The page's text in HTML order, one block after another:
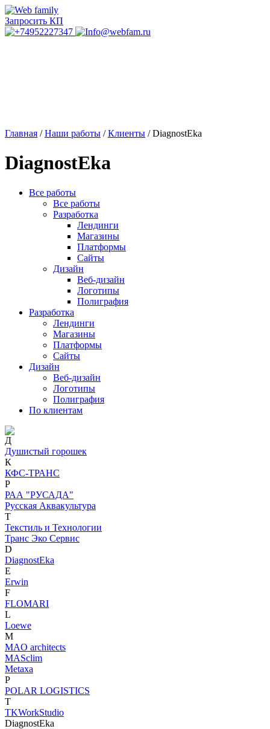
Запросить КП
Главная /Наши работы /Клиенты /DiagnostEka
DiagnostEka
Все работы
Все работы
Разработка
Лендинги
Магазины
Платформы
Сайты
Дизайн
Веб-дизайн
Логотипы
Полиграфия
Разработка
Лендинги
Магазины
Платформы
Сайты
Дизайн
Веб-дизайн
Логотипы
Полиграфия
По клиентам
Д
Душистый горошек
К
КФС-ТРАНС
Р
РАА "РУСАДА"
Русская Аквакультура
Т
Текстиль и Технологии
Транс Эко Сервис
D
DiagnostEka
E
Erwin
F
FLOMARI
L
Loewe
M
MAO architects
MASclim
Metaxa
P
POLAR LOGISTICS
T
TKWorkStudio
DiagnostEka